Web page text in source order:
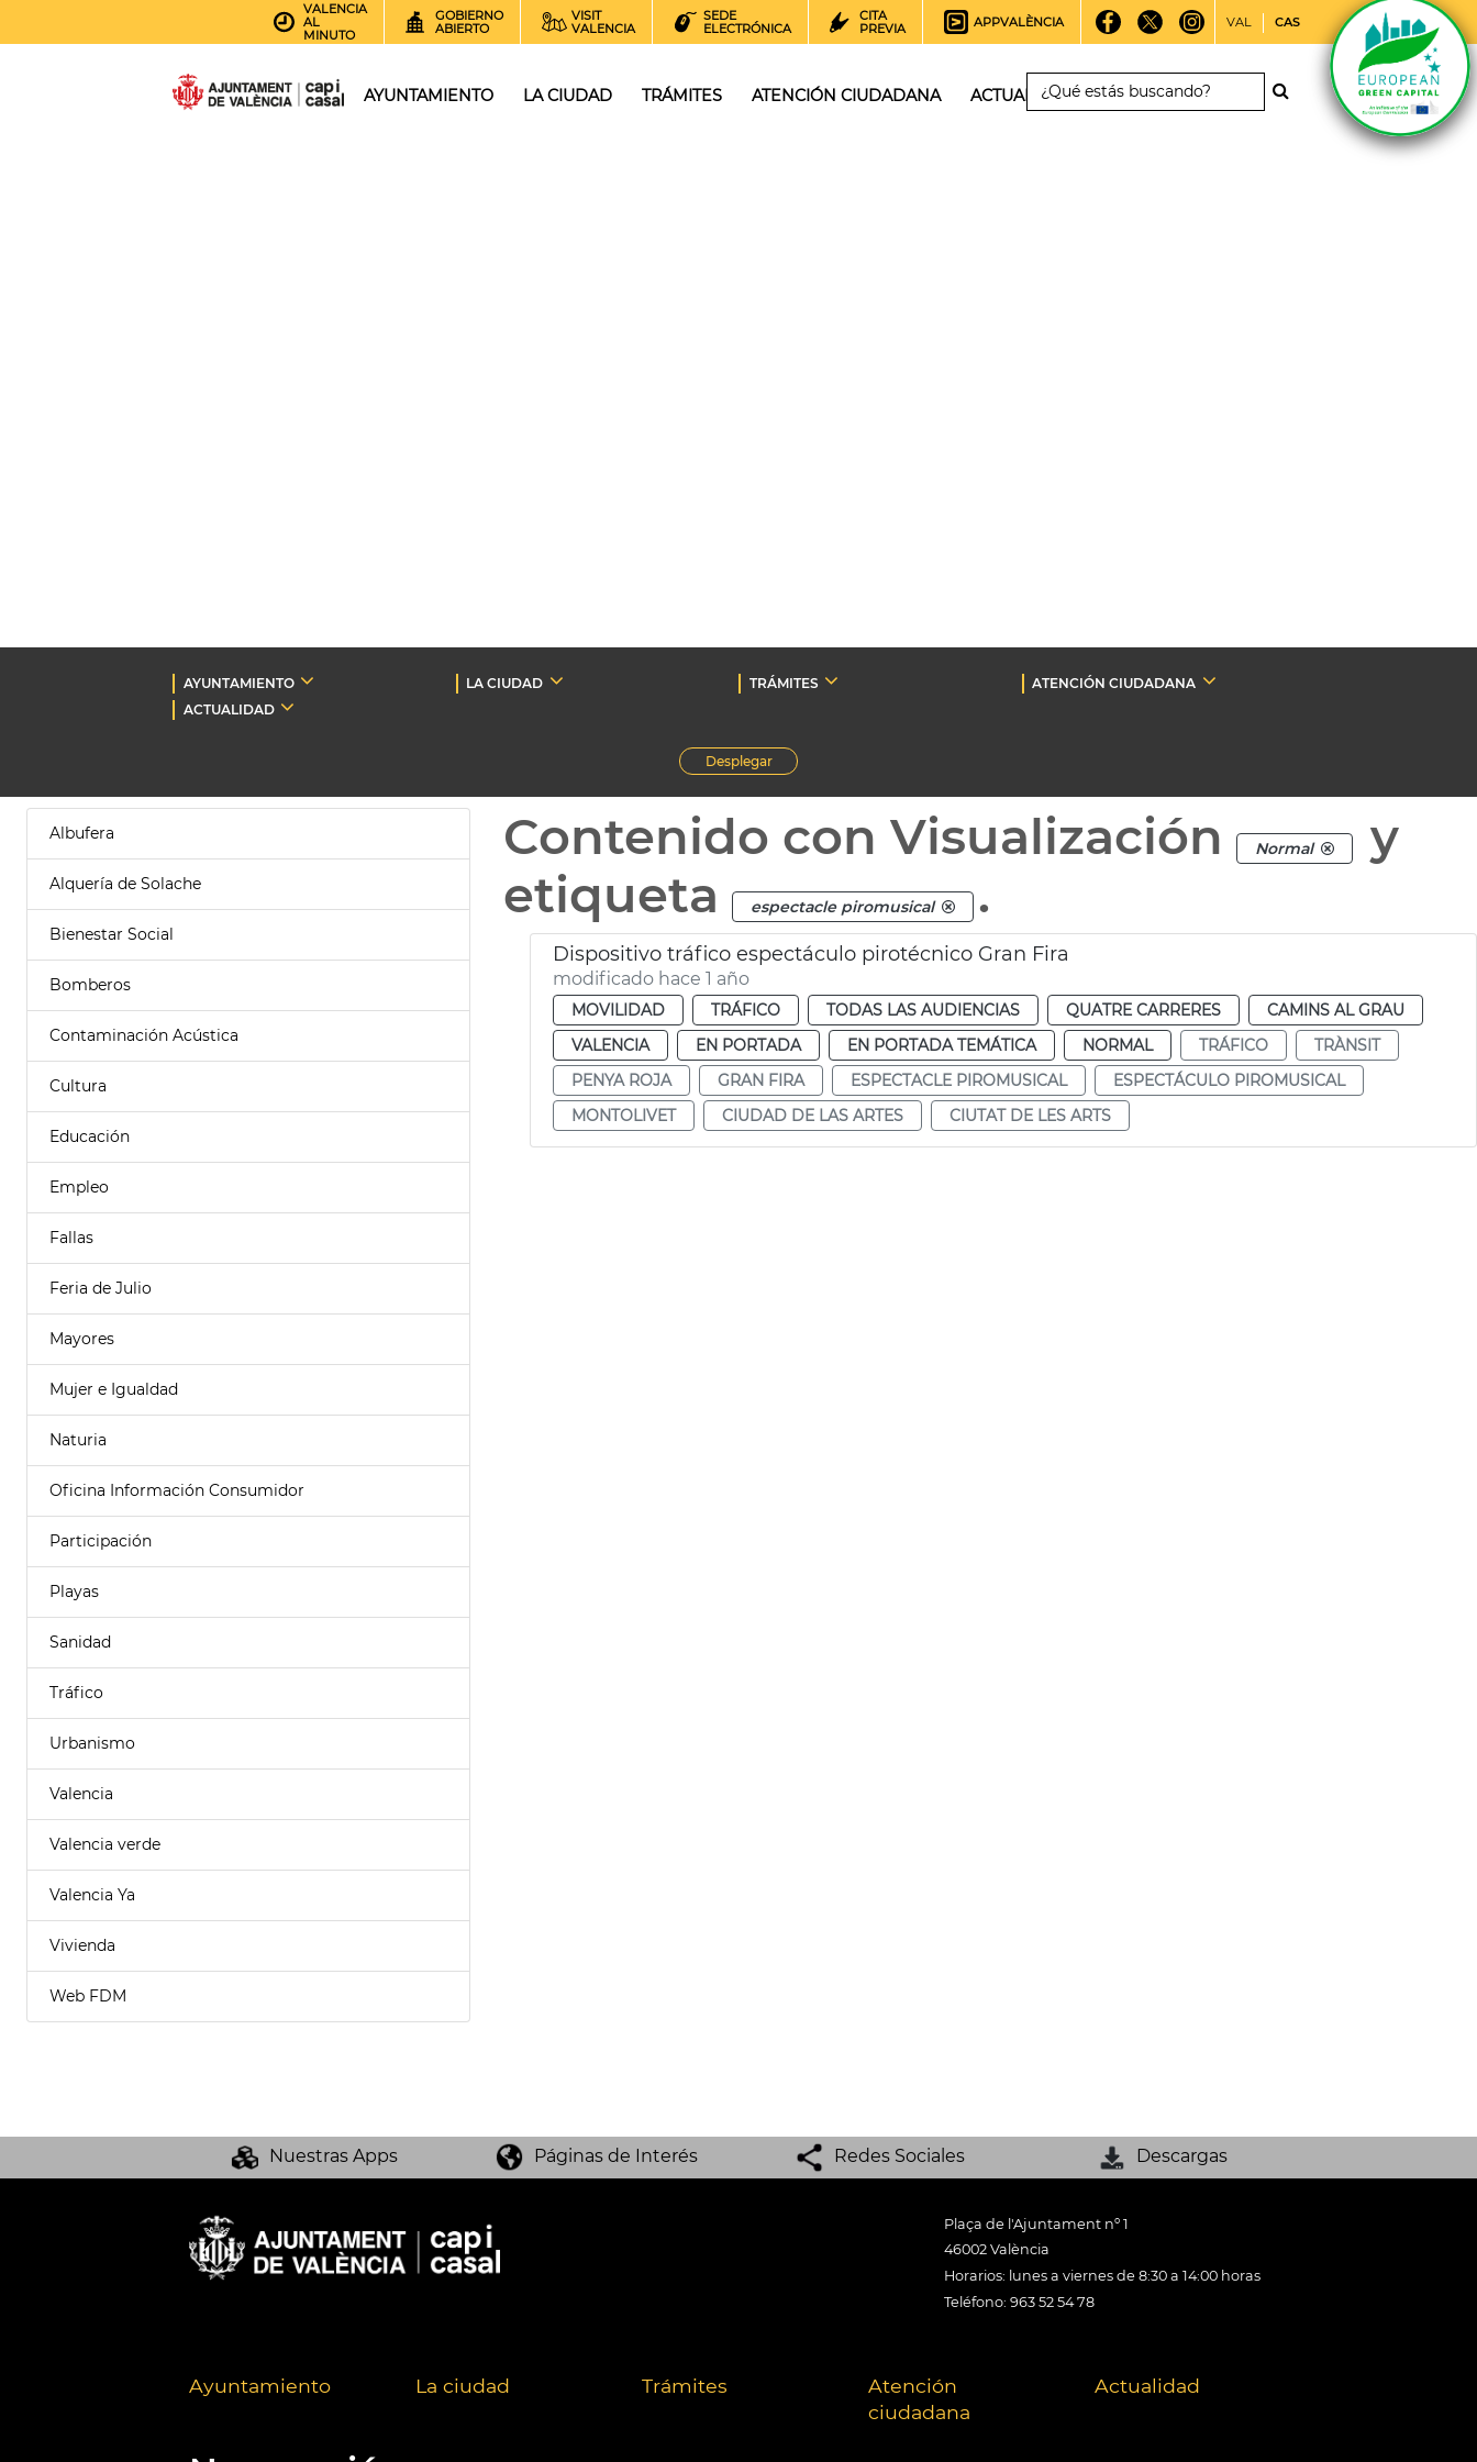
VALENCIA
AL
MINUTO
GOBIERNO
ABIERTO
VISIT
VALENCIA
SEDE
ELECTRÓNICA
CITA
PREVIA
APPVALÈNCIA VAL CAS
AYUNTAMIENTO LA CIUDAD TRÁMITES ATENCIÓN CIUDADANA ACTUALIDAD
AYUNTAMIENTO LA CIUDAD TRÁMITES
ATENCIÓN CIUDADANA
ACTUALIDAD
Desplegar
Albufera
Alquería de Solache
Bienestar Social
Bomberos
Contaminación Acústica
Cultura
Educación
Empleo
Fallas
Feria de Julio
Mayores
Mujer e Igualdad
Naturia
Oficina Información Consumidor
Participación
Playas
Sanidad
Tráfico
Urbanismo
Valencia
Valencia verde
Valencia Ya
Vivienda
Web FDM
Contenido con Visualización Normal
y
etiqueta
espectacle piromusical .
Dispositivo tráfico espectáculo pirotécnico Gran Fira
modificado hace 1 año
MOVILIDAD TRÁFICO TODAS LAS AUDIENCIAS QUATRE CARRERES
CAMINS AL GRAU
VALENCIA
EN PORTADA EN PORTADA TEMÁTICA NORMAL TRÁFICO
TRÀNSIT
PENYA ROJA
GRAN FIRA ESPECTACLE PIROMUSICAL
ESPECTÁCULO PIROMUSICAL
MONTOLIVET
CIUDAD DE LAS ARTES CIUTAT DE LES ARTS
Nuestras Apps Páginas de Interés Redes Sociales Descargas
Plaça de l'Ajuntament nº 1
46002 València
Horarios: lunes a viernes de 8:30 a 14:00 horas
Teléfono: 963 52 54 78
Ayuntamiento La ciudad Trámites
Atención
ciudadana
Actualidad